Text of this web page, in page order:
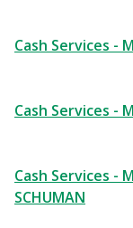
Cash Services -
Cash Services -
Cash Services -
SCHUMAN